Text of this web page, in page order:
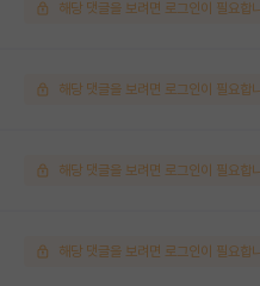
해당 댓글을 보려면 로그인이 필요합
해당 댓글을 보려면 로그인이 필요합
해당 댓글을 보려면 로그인이 필요합
해당 댓글을 보려면 로그인이 필요합